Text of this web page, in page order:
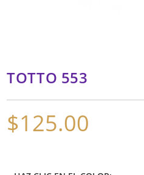
TOTTO 553
$125.00